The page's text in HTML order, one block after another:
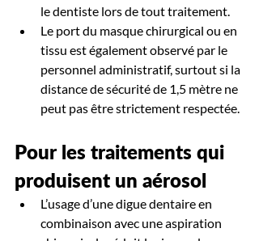
le dentiste lors de tout traitement.
Le port du masque chirurgical ou en
tissu est également observé par le
personnel administratif, surtout si la
distance de sécurité de 1,5 mètre ne
peut pas être strictement respectée.
Pour les traitements qui
produisent un aérosol
L’usage d’une digue dentaire en
combinaison avec une aspiration